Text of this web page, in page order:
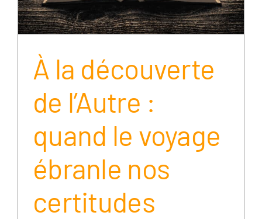
À la découverte
de l’Autre :
quand le voyage
ébranle nos
certitudes